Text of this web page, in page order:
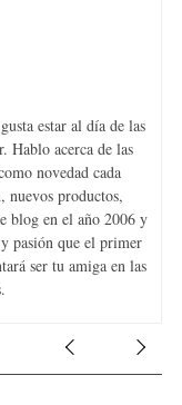
estar al día de las
Hablo acerca de las
novedad cada
nuevos productos,
blog en el año 2006 y
pasión que el primer
ser tu amiga en las